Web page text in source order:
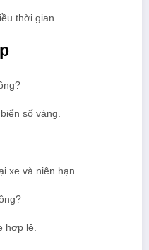
thời gian.
số vàng.
xe và niên hạn.
hợp lệ.